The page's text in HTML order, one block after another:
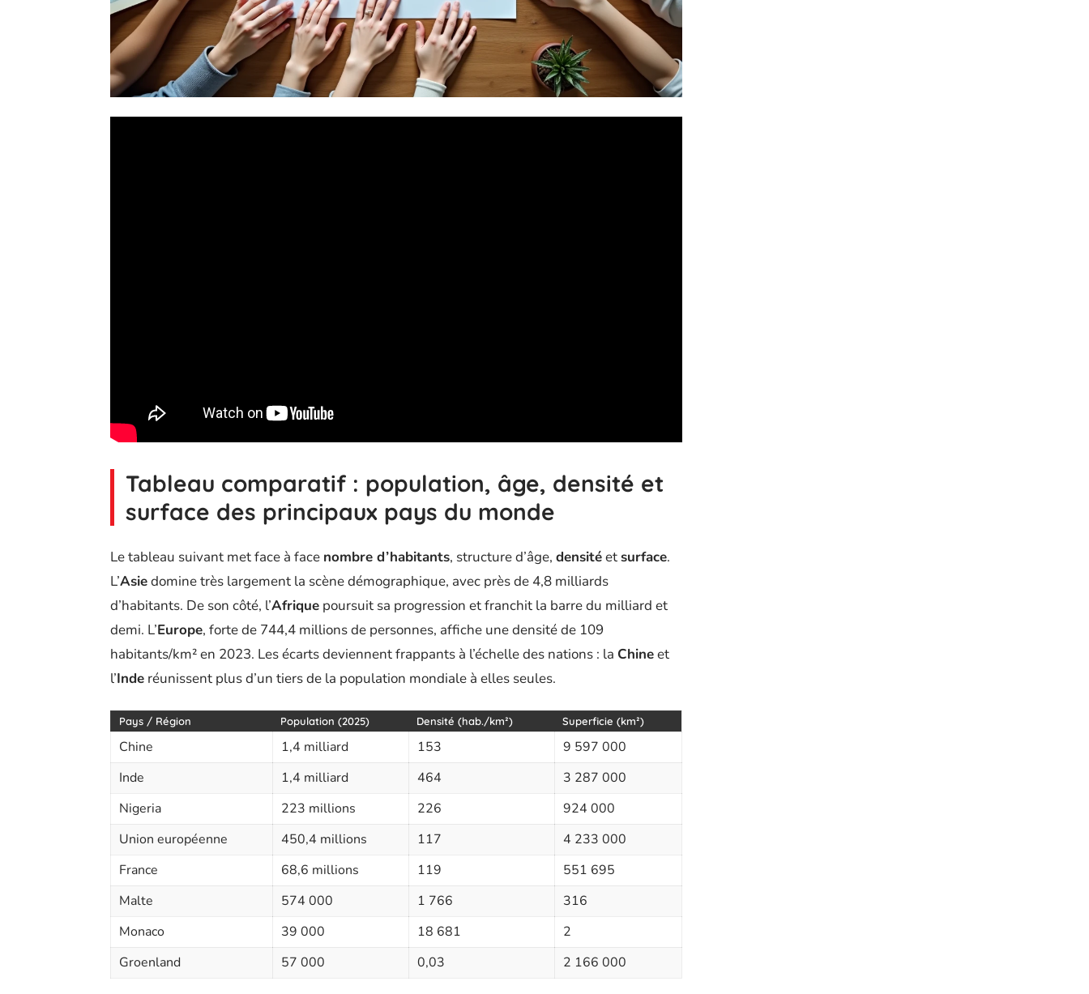
Tableau comparatif : population, âge, densité et
surface des principaux pays du monde
Le tableau suivant met face à face nombre d’habitants, structure d’âge, densitéetsurface.
L’Asiedomine très largement la scène démographique, avec près de 4,8 milliards
d’habitants. De son côté, l’Afrique poursuit sa progression et franchit la barre du milliard et
demi. L’Europe, forte de 744,4 millions de personnes, affiche une densité de 109
habitants/km² en 2023. Les écarts deviennent frappants à l’échelle des nations : la Chineet
l’Inde réunissent plus d’un tiers de la population mondiale à elles seules.
Pays / Région Population (2025) Densité (hab./km²) Superficie (km²)
Chine 1,4 milliard 153
9 597 000
Inde
1,4 milliard 464
3 287 000
Nigeria
223 millions 226
924 000
Union européenne
450,4 millions 117
4 233 000
France
68,6 millions 119
551 695
Malte
574 000 1 766
316
Monaco
39 000 18 681
2
Groenland
57 000 0,03 2 166 000